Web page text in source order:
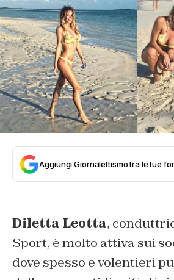
Aggiungi Giornalettismo tra le tue
Diletta Leotta,
Sport, è molto attiva sui
dove spesso e volentieri